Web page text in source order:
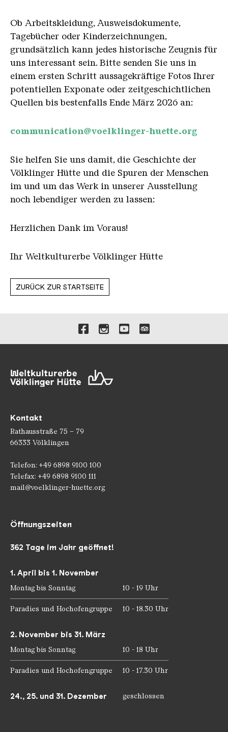
Ob Arbeitskleidung, Ausweisdokumente,
Tagebücher oder Kinderzeichnungen,
grundsätzlich kann jedes historische Zeugnis für
uns interessant sein. Bitte senden Sie uns in
einem ersten Schritt aussagekräftige Fotos Ihrer
potentiellen Exponate oder zeitgeschichtlichen
Quellen bis bestenfalls Ende März 2026 an:
communication@voelklinger-huette.org
Sie helfen Sie uns damit, die Geschichte der
Völklinger Hütte und die Spuren der Menschen
im und um das Werk in unserer Ausstellung
noch lebendiger werden zu lassen:
Herzlichen Dank im Voraus!
Ihr Weltkulturerbe Völklinger Hütte
ZURÜCK ZUR STARTSEITE
Verlinkungen zu unseren
Kontakt
Rathausstraße 75 – 79
66333 Völklingen
Telefon: +49 6898 9100 100
Telefax: +49 6898 9100 111
mail@voelklinger-huette.org
Öffnungszeiten
362 Tage im Jahr geöffnet!
1. April bis 1. November
Montag bis Sonntag 10 - 19 Uhr
Paradies und Hochofengruppe 10 - 18.30 Uhr
2. November bis 31. März
Montag bis Sonntag 10 - 18 Uhr
Paradies und Hochofengruppe 10 - 17.30 Uhr
24., 25. und 31. Dezember geschlossen